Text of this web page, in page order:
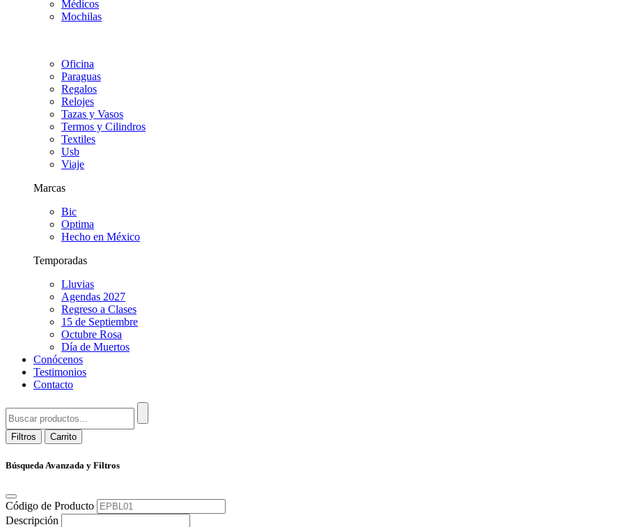
Médicos
Mochilas
Oficina
Paraguas
Regalos
Relojes
Tazas y Vasos
Termos y Cilindros
Textiles
Usb
Viaje
Marcas
Bic
Optima
Hecho en México
Temporadas
Lluvias
Agendas 2027
Regreso a Clases
15 de Septiembre
Octubre Rosa
Día de Muertos
Conócenos
Testimonios
Contacto
Filtros Carrito
Búsqueda Avanzada y Filtros
Código de Producto
Descripción